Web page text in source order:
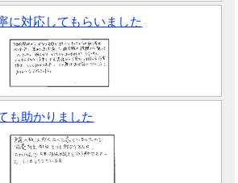
に対応してもらいました
も助かりました